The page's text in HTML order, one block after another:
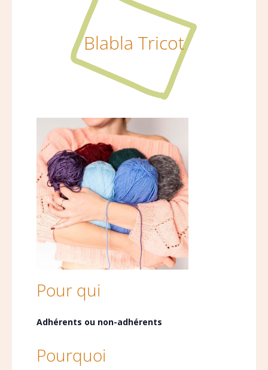
Blabla Tricot
Pour qui
Adhérents ou non-adhérents
Pourquoi